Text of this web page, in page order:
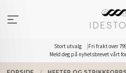
innholdet
Stort utvalg Fri frakt over
Meld deg på nyhetsbrevet vårt